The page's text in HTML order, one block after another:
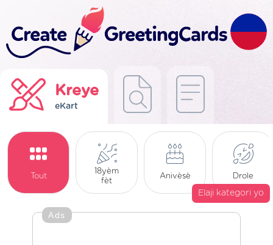
Kreye
eKart
Tout
18yèm
fèt
Anivèsè Drole
Elaji kategori yo
Ads